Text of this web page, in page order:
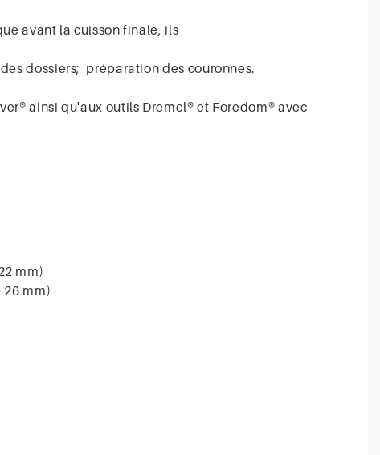
avant la cuisson finale, ils
dossiers; préparation des couronnes.
ainsi qu'aux outils Dremel® et Foredom® avec
mm)
mm)